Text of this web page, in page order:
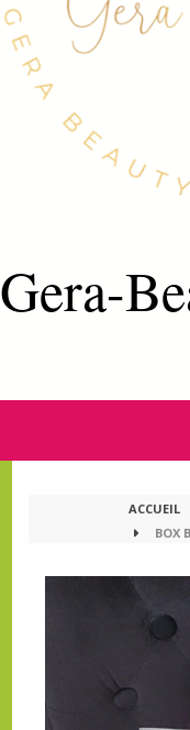
Gera-
ACCUEIL
BOX